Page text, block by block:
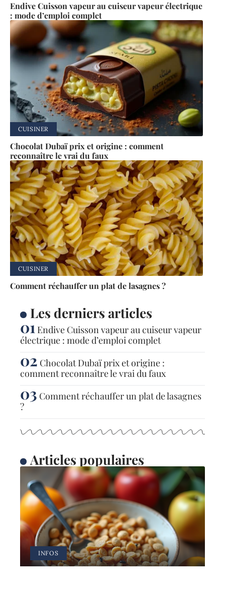
Endive Cuisson vapeur au cuiseur vapeur électrique
: mode d’emploi complet
CUISINER
Chocolat Dubaï prix et origine : comment
reconnaître le vrai du faux
CUISINER
Comment réchauffer un plat de lasagnes ?
Les derniers articles
Endive Cuisson vapeur au cuiseur vapeur
électrique : mode d’emploi complet
Chocolat Dubaï prix et origine :
comment reconnaître le vrai du faux
Comment réchauffer un plat de lasagnes
?
Articles populaires
INFOS
Les raisons d’éviter la